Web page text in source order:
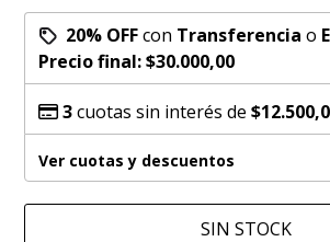
20% OFFcon Transferencia o
Precio final:$30.000,00
3cuotas sin interés de
Ver cuotas y descuentos
SIN STOCK